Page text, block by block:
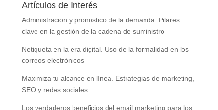
Artículos de Interés
Administración y pronóstico de la demanda. Pilares
clave en la gestión de la cadena de suministro
Netiqueta en la era digital. Uso de la formalidad en los
correos electrónicos
Maximiza tu alcance en línea. Estrategias de marketing,
SEO y redes sociales
Los verdaderos beneficios del email marketing para los